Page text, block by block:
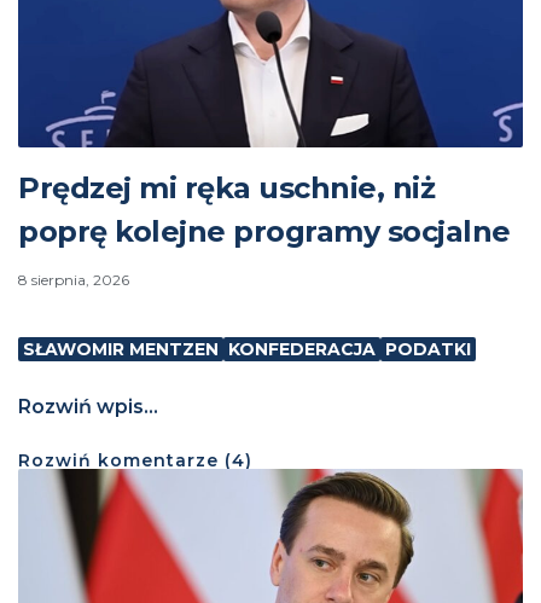
Prędzej mi ręka uschnie, niż
poprę kolejne programy socjalne
8 sierpnia, 2026
SŁAWOMIR MENTZEN KONFEDERACJA PODATKI
Rozwiń wpis...
Rozwiń komentarze (4)